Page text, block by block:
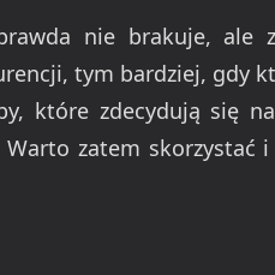
nie brakuje, ale
tym bardziej, gdy
które zdecydują się
zatem skorzystać